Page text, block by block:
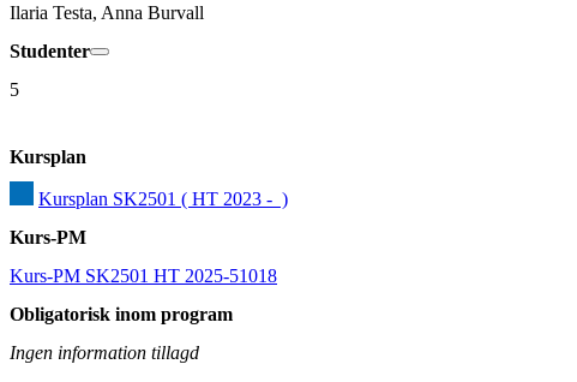
Ilaria Testa, Anna Burvall
Studenter
5
Kursplan
Kursplan SK2501 ( HT 2023 -  )
Kurs-PM
Kurs-PM SK2501 HT 2025-51018
Obligatorisk inom program
Ingen information tillagd